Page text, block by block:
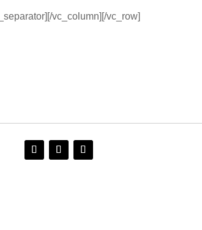
vc_column][/vc_row]